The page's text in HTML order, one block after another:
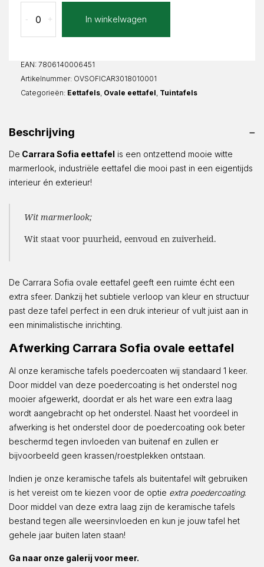
Sofia
Ovaal
+
- In winkelwagen
EAN: 7806140006451
Artikelnummer: OVSOFICAR3018010001
Categorieën: Eettafels Ovale eettafel Tuintafels
Beschrijving
De Carrara Sofia eettafel is een ontzettend mooie witte
marmerlook, industriële eettafel die mooi past in een eigentijds
interieur én exterieur!
Wit marmerlook;
Wit staat voor puurheid, eenvoud en zuiverheid.
De Carrara Sofia ovale eettafel geeft een ruimte écht een
extra sfeer. Dankzij het subtiele verloop van kleur en structuur
past deze tafel perfect in een druk interieur of vult juist aan in
een minimalistische inrichting.
Afwerking Carrara Sofia ovale eettafel
Al onze keramische tafels poedercoaten wij standaard 1 keer.
Door middel van deze poedercoating is het onderstel nog
mooier afgewerkt, doordat er als het ware een extra laag
wordt aangebracht op het onderstel. Naast het voordeel in
afwerking is het onderstel door de poedercoating ook beter
beschermd tegen invloeden van buitenaf en zullen er
bijvoorbeeld geen krassen/roestplekken ontstaan.
Indien je onze keramische tafels als buitentafel wilt gebruiken
is het vereist om te kiezen voor de optie extra poedercoating.
Door middel van deze extra laag zijn de keramische tafels
bestand tegen alle weersinvloeden en kun je jouw tafel het
gehele jaar buiten laten staan!
Ga naar onze galerij voor meer.